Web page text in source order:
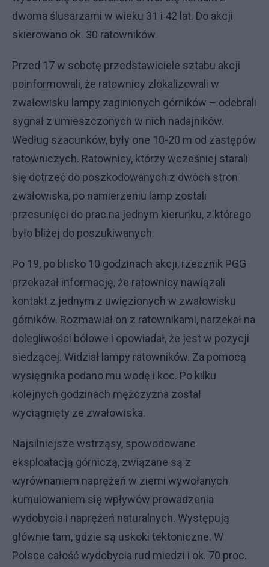
dwoma ślusarzami w wieku 31 i 42 lat. Do akcji
skierowano ok. 30 ratowników.
Przed 17 w sobotę przedstawiciele sztabu akcji
poinformowali, że ratownicy zlokalizowali w
zwałowisku lampy zaginionych górników – odebrali
sygnał z umieszczonych w nich nadajników.
Według szacunków, były one 10-20 m od zastępów
ratowniczych. Ratownicy, którzy wcześniej starali
się dotrzeć do poszkodowanych z dwóch stron
zwałowiska, po namierzeniu lamp zostali
przesunięci do prac na jednym kierunku, z którego
było bliżej do poszukiwanych.
Po 19, po blisko 10 godzinach akcji, rzecznik PGG
przekazał informację, że ratownicy nawiązali
kontakt z jednym z uwięzionych w zwałowisku
górników. Rozmawiał on z ratownikami, narzekał na
dolegliwości bólowe i opowiadał, że jest w pozycji
siedzącej. Widział lampy ratowników. Za pomocą
wysięgnika podano mu wodę i koc. Po kilku
kolejnych godzinach mężczyzna został
wyciągnięty ze zwałowiska.
Najsilniejsze wstrząsy, spowodowane
eksploatacją górniczą, związane są z
wyrównaniem naprężeń w ziemi wywołanych
kumulowaniem się wpływów prowadzenia
wydobycia i naprężeń naturalnych. Występują
głównie tam, gdzie są uskoki tektoniczne. W
Polsce całość wydobycia rud miedzi i ok. 70 proc.